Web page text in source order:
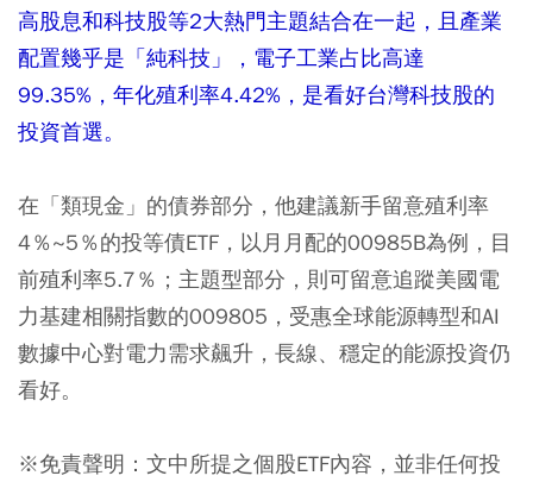
高股息和科技股等2大熱門主題結合在一起，且產業
配置幾乎是「純科技」，電子工業占比高達
99.35%，年化殖利率4.42%，是看好台灣科技股的
投資首選。
在「類現金」的債券部分，他建議新手留意殖利率
4％~5％的投等債ETF，以月月配的00985B為例，目
前殖利率5.7％；主題型部分，則可留意追蹤美國電
力基建相關指數的009805，受惠全球能源轉型和AI
數據中心對電力需求飆升，長線、穩定的能源投資仍
看好。
※免責聲明：文中所提之個股ETF內容，並非任何投